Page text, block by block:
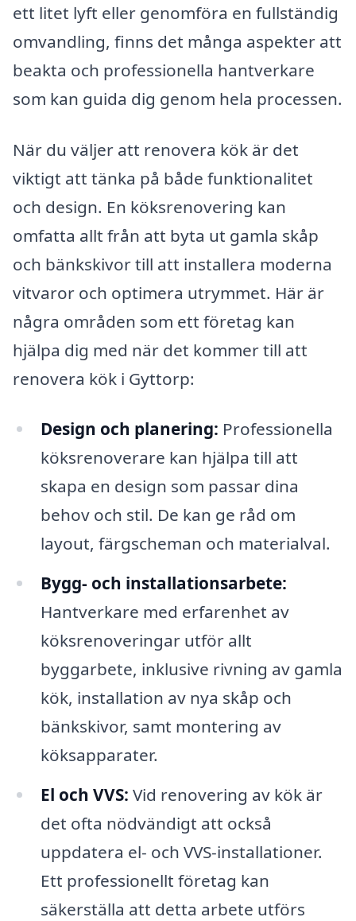
ett litet lyft eller genomföra en fullständig
omvandling, finns det många aspekter att
beakta och professionella hantverkare
som kan guida dig genom hela processen.
När du väljer att renovera kök är det
viktigt att tänka på både funktionalitet
och design. En köksrenovering kan
omfatta allt från att byta ut gamla skåp
och bänkskivor till att installera moderna
vitvaror och optimera utrymmet. Här är
några områden som ett företag kan
hjälpa dig med när det kommer till att
renovera kök i Gyttorp:
Design och planering: Professionella
köksrenoverare kan hjälpa till att
skapa en design som passar dina
behov och stil. De kan ge råd om
layout, färgscheman och materialval.
Bygg- och installationsarbete:
Hantverkare med erfarenhet av
köksrenoveringar utför allt
byggarbete, inklusive rivning av gamla
kök, installation av nya skåp och
bänkskivor, samt montering av
köksapparater.
El och VVS: Vid renovering av kök är
det ofta nödvändigt att också
uppdatera el- och VVS-installationer.
Ett professionellt företag kan
säkerställa att detta arbete utförs